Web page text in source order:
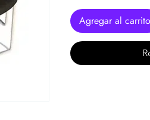
Agregar al carrito